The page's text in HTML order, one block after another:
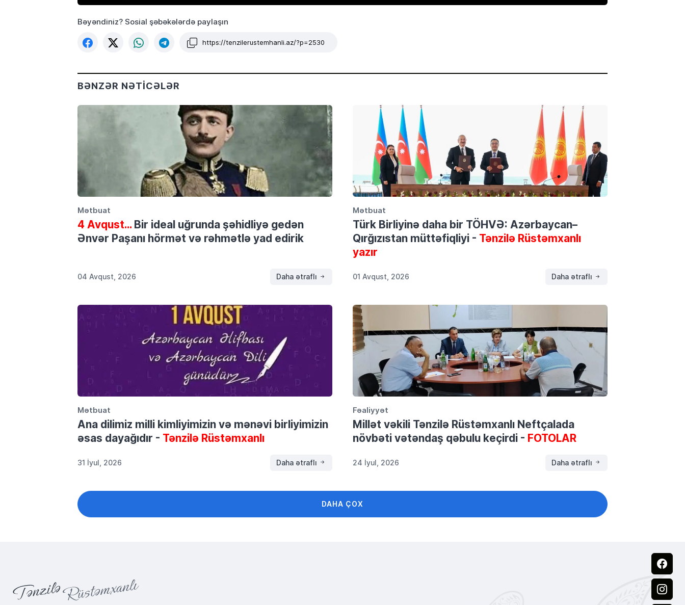
Bəyəndiniz? Sosial şəbəkələrdə paylaşın
https://tenzilerustemhanli.az/?p=2530
BƏNZƏR NƏTICƏLƏR
Mətbuat
4 Avqust…Bir ideal uğrunda şəhidliyə gedən
Ənvər Paşanı hörmət və rəhmətlə yad edirik
04 Avqust, 2026 Daha ətraflı
Mətbuat
Türk Birliyinə daha bir TÖHVƏ: Azərbaycan–
Qırğızıstan müttəfiqliyi - Tənzilə Rüstəmxanlı
yazır
01 Avqust, 2026 Daha ətraflı
Mətbuat
Ana dilimiz milli kimliyimizin və mənəvi birliyimizin
əsas dayağıdır - Tənzilə Rüstəmxanlı
31 İyul, 2026 Daha ətraflı
Fəaliyyət
Millət vəkili Tənzilə Rüstəmxanlı Neftçalada
növbəti vətəndaş qəbulu keçirdi - FOTOLAR
24 İyul, 2026 Daha ətraflı
DAHA ÇOX
Facebook
Instagram